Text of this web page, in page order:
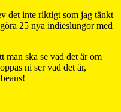
det inte riktigt som jag tänkt
göra 25 nya indieslungor med
man ska se vad det är om
ni ser vad det är,